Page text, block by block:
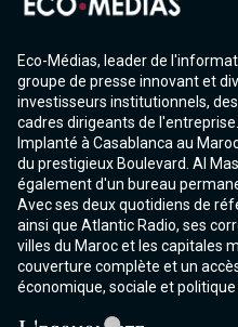
Eco-Médias, leader de
groupe de presse innovant et
investisseurs institutionnels,
cadres dirigeants de l'entreprise.
Implanté à Casablanca au
du prestigieux Boulevard. Al
également d'un bureau
Avec ses deux quotidiens de
ainsi que Atlantic Radio, ses
villes du Maroc et les capitales
couverture complète et un
économique, sociale et